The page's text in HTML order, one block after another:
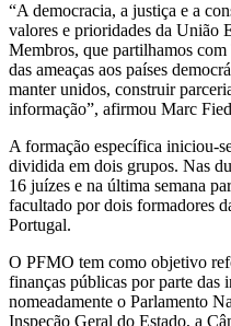
“A democracia, a justiça e a
valores e prioridades da União
Membros, que partilhamos
das ameaças aos países
manter unidos, construir
informação”, afirmou Marc
A formação específica iniciou-
dividida em dois grupos. Nas
16 juízes e na última semana
facultado por dois formadores
Portugal.
O PFMO tem como objetivo
finanças públicas por parte das
nomeadamente o Parlamento
Inspeção Geral do Estado, a